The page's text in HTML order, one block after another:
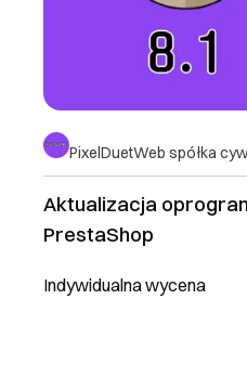
PixelDuetWeb spółka
Aktualizacja
PrestaShop
Indywidualna wycena